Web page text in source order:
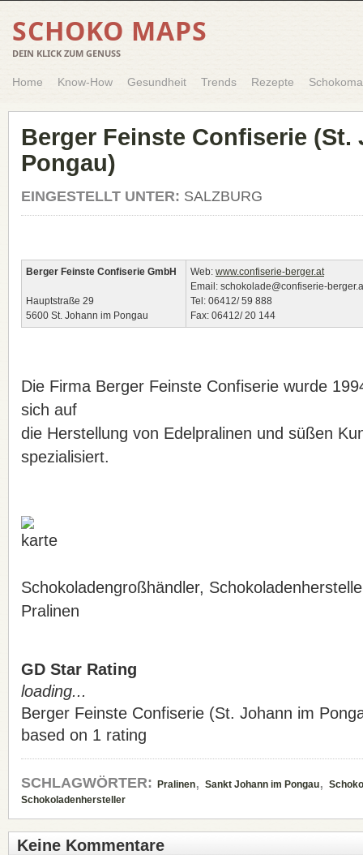
SCHOKO MAPS
DEIN KLICK ZUM GENUSS
Home Know-How Gesundheit Trends Rezepte
Berger Feinste Confiserie (St.
Pongau)
EINGESTELLT UNTER: SALZBURG
Berger Feinste Confiserie GmbH
Hauptstraße 29
5600 St. Johann im Pongau
Web: www.confiserie-berger.at
Email: schokolade@confiserie-
Tel: 06412/ 59 888
Fax: 06412/ 20 144
Die Firma Berger Feinste Confiserie wurde
sich auf
die Herstellung von Edelpralinen und süßen
spezialisiert.
Schokoladengroßhändler,
Pralinen
GD Star Rating
loading...
Berger Feinste Confiserie (St. Johann im
based on 1 rating
SCHLAGWÖRTER: Pralinen, Sankt Johann im Pongau,
Schokoladenhersteller
Keine Kommentare